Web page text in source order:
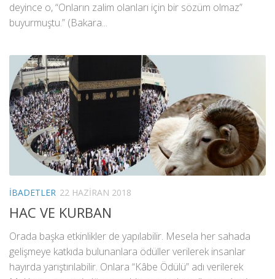
deyince o, “Onların zalim olanları için bir sözüm olmaz”
buyurmuştu.” (Bakara...
İBADETLER 22 HAZIRAN 2018
HAC VE KURBAN
Orada başka etkinlikler de yapılabilir. Mesela her sahada
gelişmeye katkıda bulunanlara ödüller verilerek insanlar
hayırda yarıştırılabilir. Onlara “Kâbe Ödülü” adı verilerek